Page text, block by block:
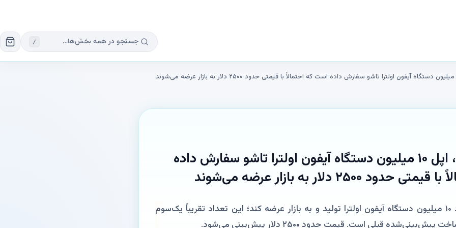
/
طبق گزارش‌ها، اپل ۱۰ میلیون دستگاه آیفون اولترا تاشو سفارش داده
۲۵۰۰ دلار به بازار عرضه می‌شوند
اپل قصد دارد حدود ۱۰ میلیون دستگاه آیفون اولترا تولید و به بازار عرضه کند؛ این تعداد تقریباً یک‌سوم
قبلی است. قیمت حدود ۲۵۰۰ دلار پیش‌بینی می‌شود.